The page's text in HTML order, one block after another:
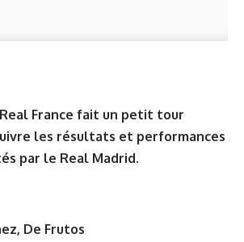
France fait un petit tour
les résultats et performances
par le Real Madrid.
De Frutos